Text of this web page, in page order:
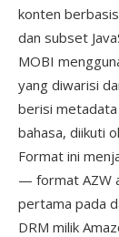
konten
dan subset
MOBI
yang diwarisi
berisi
bahasa, diikuti
Format ini
— format AZW
pertama pada
DRM milik